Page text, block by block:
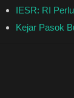
IESR: RI
Kejar Pasok